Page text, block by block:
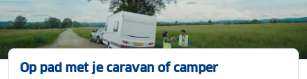
Op pad met je caravan of camper